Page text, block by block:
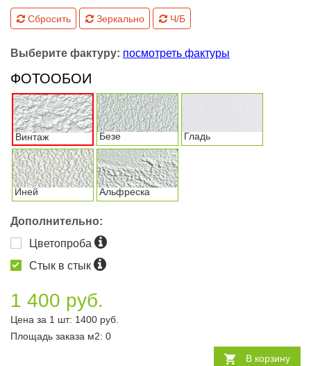
Сбросить Зеркально Ч/Б
Выберите фактуру: посмотреть фактуры
ФОТООБОИ
Винтаж Безе Гладь
Иней Альфреска
Дополнительно:
Цветопроба
Стык в стык
1 400 руб.
Цена за 1 шт: 1400 руб.
Площадь заказа м2: 0
В корзину